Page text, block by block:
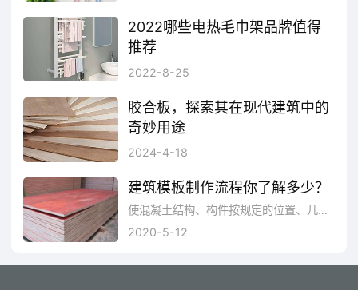
2022哪些电热毛巾架品牌值得
推荐
2022-8-25
胶合板，探索其在现代建筑中的
奇妙用途
2024-4-18
建筑模板制作流程你了解多少？
使混凝土结构、构件按规定的位置、几何尺寸成形，保持其正确位置，并承受建筑模板自重及作用在其上的外部荷载。进行模板工程的目的，是保证混凝土工程质量与施工安全、加快施工进度和降低工程成本。
2020-5-12